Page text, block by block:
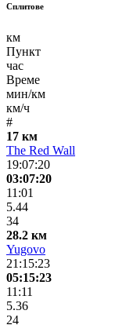
Сплитове
км
Пункт
час
Време
мин/км
км/ч
#
17 км
The Red Wall
19:07:20
03:07:20
11:01
5.44
34
28.2 км
Yugovo
21:15:23
05:15:23
11:11
5.36
24